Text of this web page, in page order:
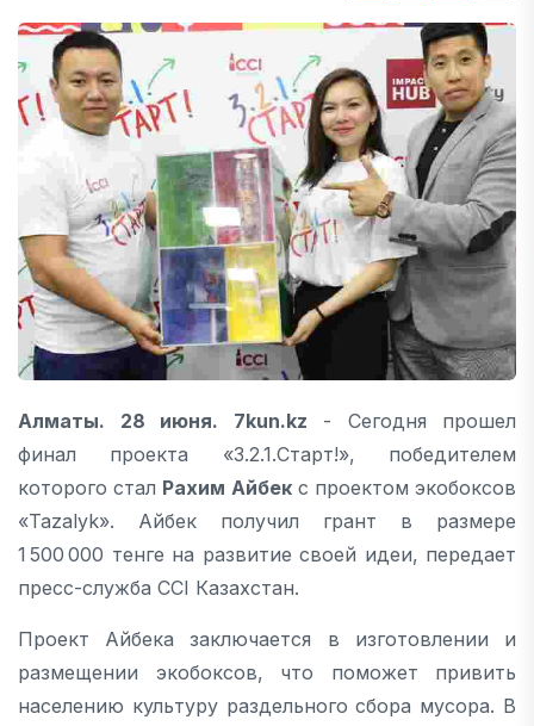
Алматы. 28 июня. 7kun.kz - Сегодня прошел
финал проекта «3.2.1.Старт!», победителем
которого стал Рахим Айбекс проектом экобоксов
«Tazalyk». Айбек получил грант в размере
1 500 000 тенге на развитие своей идеи, передает
пресс-служба CCI Казахстан.
Проект Айбека заключается в изготовлении и
размещении экобоксов, что поможет привить
населению культуру раздельного сбора мусора. В